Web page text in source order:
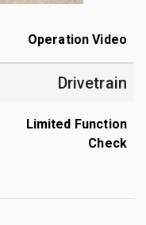
Operation Video
Drivetrain
Limited Function
Check